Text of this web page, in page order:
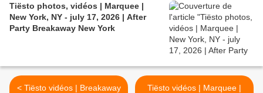
Tiësto photos, vidéos | Marquee |
New York, NY - july 17, 2026 | After
Party Breakaway New York
< Tiësto vidéos | Breakaway
Tiësto vidéos | Marquee |